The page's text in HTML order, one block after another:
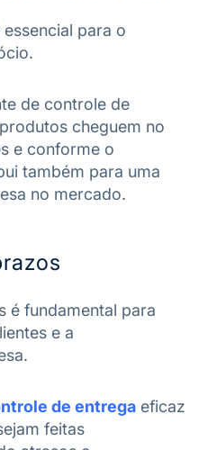
essencial para o
de controle de
cheguem no
e conforme o
também para uma
no mercado.
é fundamental para
e a
de entrega eficaz
feitas